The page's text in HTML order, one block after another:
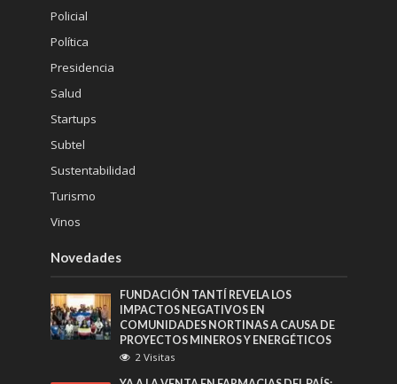
Policial
Política
Presidencia
Salud
Startups
Subtel
Sustentabilidad
Turismo
Vinos
Novedades
FUNDACIÓN TANTÍ REVELA LOS
IMPACTOS NEGATIVOS EN
COMUNIDADES NORTINAS A CAUSA DE
PROYECTOS MINEROS Y ENERGÉTICOS
2 Visitas